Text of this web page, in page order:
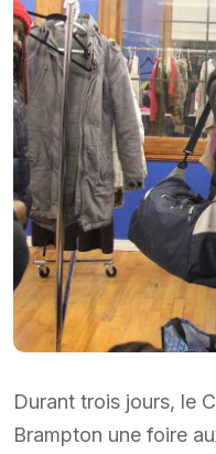
Durant trois jours, le
Brampton une foire